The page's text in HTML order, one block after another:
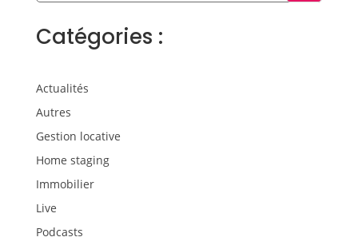
Catégories :
Actualités
Autres
Gestion locative
Home staging
Immobilier
Live
Podcasts